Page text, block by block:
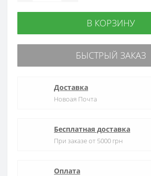
В КОРЗИНУ
БЫСТРЫЙ ЗАКАЗ
Доставка
Новоая Почта
Бесплатная доставка
При заказе от 5000 грн
Оплата